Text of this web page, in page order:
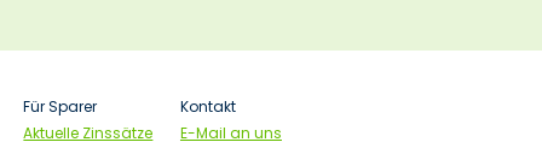
Für Sparer
Aktuelle Zinssätze
Kontakt
E-Mail an uns